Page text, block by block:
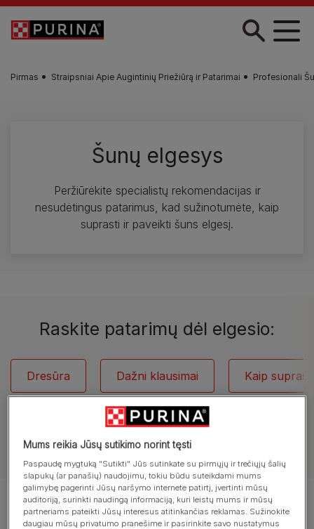
Pereiti į pagrindinį turinį
Pirmas Straipsniai Apie Augintinių Priežiūrą ir Patarimai Profesionali
Šunų elgesys
Peržiūrėkite specialistų rekomendacijas ir
nesudėtingus patarimus, kad sužinotumėte, kaip
suprasti ir paveikti šuns elgesį.
Raskite patarimų dėl elgesio:
Dresūra Dažni klausimai Kaip
Žiūrėti visus straipsnius apie šunis
Rodomi 12 iš 13 straipsnių
Mums reikia Jūsų sutikimo norint tęsti
Paspaudę mygtuką "Sutikti" Jūs sutinkate su pirmųjų ir trečiųjų šalių
slapukų (ar panašių) naudojimu, tokiu būdu suteikdami mums
galimybę pagerinti Jūsų naršymo internete patirtį, įvertinti mūsų
auditoriją, surinkti naudingą informaciją, kuri leistų mums ir mūsų
partneriams pateikti Jūsų interesus atitinkančias reklamas. Sužinokite
daugiau mūsų privatumo pranešime ir pasirinkite savo nustatymus